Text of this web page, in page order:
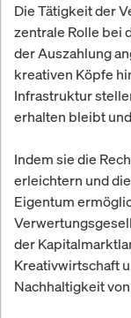
Die Tätigkeit der
zentrale Rolle bei
der Auszahlung
kreativen Köpfe
Infrastruktur
erhalten bleibt
Indem sie die
erleichtern und
Eigentum
der
Kreativwirtschaft
Nachhaltigkeit